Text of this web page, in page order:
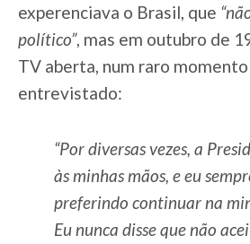
experenciava o Brasil, que
político”, mas em outubro de
TV aberta, num raro
entrevistado:
“Por diversas vezes, a
às minhas mãos, e eu
preferindo continuar na
Eu nunca disse que não